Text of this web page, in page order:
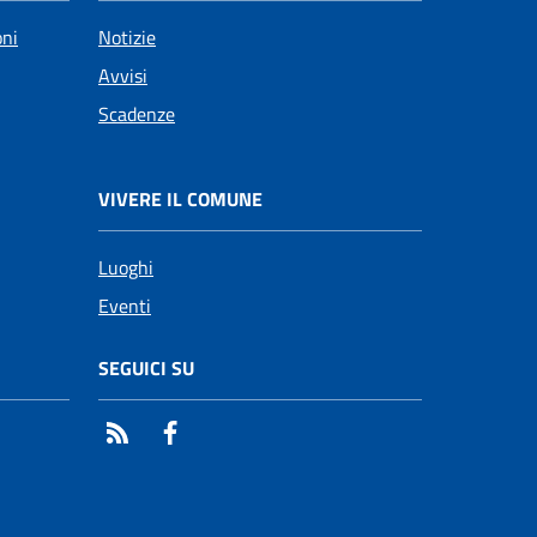
Notizie
Avvisi
Scadenze
VIVERE IL COMUNE
Luoghi
Eventi
SEGUICI SU
RSS